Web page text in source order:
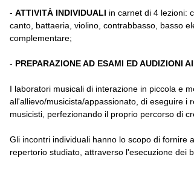
- ATTIVITÀ INDIVIDUALI in carnet di 4 lezioni:
canto, battaeria, violino, contrabbasso, basso
complementare;
- PREPARAZIONE AD ESAMI ED AUDIZIONI
I laboratori musicali di interazione in piccola e
all'allievo/musicista/appassionato, di eseguire i
musicisti, perfezionando il proprio percorso di
Gli incontri individuali hanno lo scopo di fornire
repertorio studiato, attraverso l'esecuzione dei